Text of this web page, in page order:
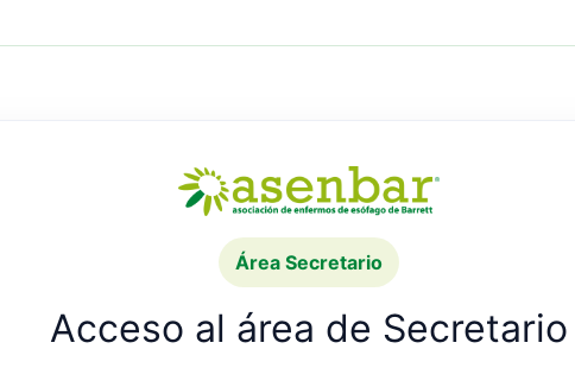
Área Secretario
Acceso al área de Secretario